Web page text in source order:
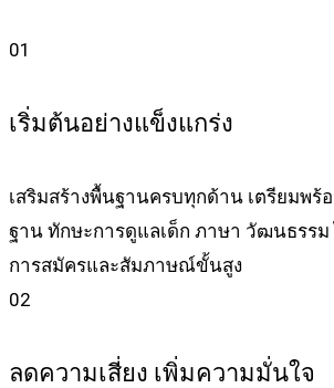
01
เริ่มต้นอย่างแข็งแกร่ง
เสริมสร้างพื้นฐานครบทุกด้าน เตรียมพ
ฐาน ทักษะการดูแลเด็ก ภาษา วัฒนธรรม
การสมัครและสัมภาษณ์ขั้นสูง
02
ลดความเสี่ยง เพิ่มความมั่นใจ